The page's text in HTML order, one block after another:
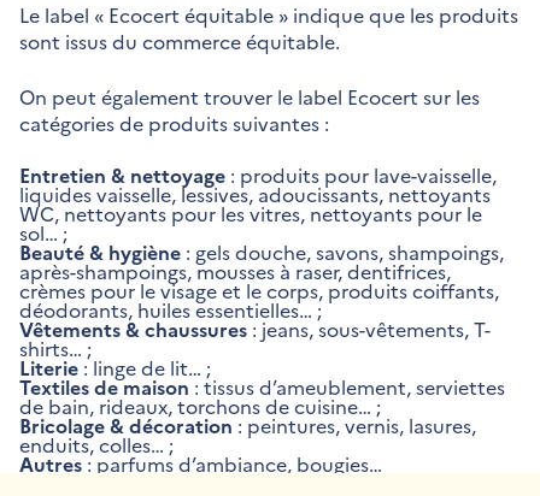
Le label « Ecocert équitable » indique que les produits
sont issus du commerce équitable.
On peut également trouver le label Ecocert sur les
catégories de produits suivantes :
Entretien & nettoyage : produits pour lave-vaisselle,
liquides vaisselle, lessives, adoucissants, nettoyants
WC, nettoyants pour les vitres, nettoyants pour le
sol… ;
Beauté & hygiène : gels douche, savons, shampoings,
après-shampoings, mousses à raser, dentifrices,
crèmes pour le visage et le corps, produits coiffants,
déodorants, huiles essentielles… ;
Vêtements & chaussures : jeans, sous-vêtements, T-
shirts… ;
Literie : linge de lit… ;
Textiles de maison : tissus d’ameublement, serviettes
de bain, rideaux, torchons de cuisine… ;
Bricolage & décoration : peintures, vernis, lasures,
enduits, colles… ;
Autres : parfums d’ambiance, bougies…